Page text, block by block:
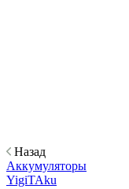
Назад
Аккумуляторы
YigiTAku